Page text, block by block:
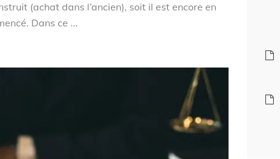
(achat dans l’ancien), soit il est encore en
Dans ce ...